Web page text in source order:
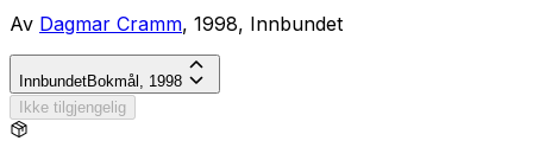
Av Dagmar Cramm, 1998, Innbundet
InnbundetBokmål, 1998
Ikke tilgjengelig